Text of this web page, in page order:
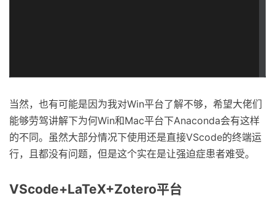
当然，也有可能是因为我对Win平台了解不够，希望大佬们
能够劳驾讲解下为何Win和Mac平台下Anaconda会有这样
的不同。虽然大部分情况下使用还是直接VScode的终端运
行，且都没有问题，但是这个实在是让强迫症患者难受。
VScode+LaTeX+Zotero平台